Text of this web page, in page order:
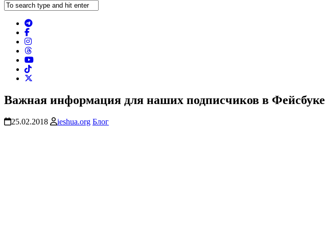
Важная информация для наших подписчиков в Фейсбуке
25.02.2018 ieshua.org Блог